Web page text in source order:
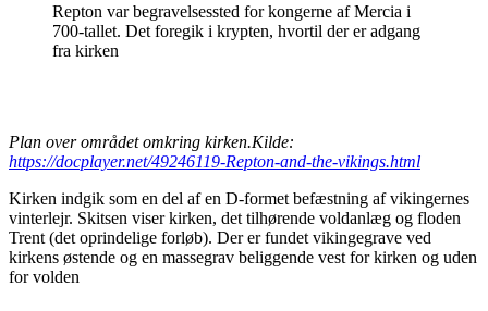
Repton var begravelsessted for kongerne af Mercia i
700-tallet. Det foregik i krypten, hvortil der er adgang
fra kirken
Plan over området omkring kirken.Kilde:
https://docplayer.net/49246119-Repton-and-the-vikings.html
Kirken indgik som en del af en D-formet befæstning af vikingernes
vinterlejr. Skitsen viser kirken, det tilhørende voldanlæg og floden
Trent (det oprindelige forløb). Der er fundet vikingegrave ved
kirkens østende og en massegrav beliggende vest for kirken og uden
for volden